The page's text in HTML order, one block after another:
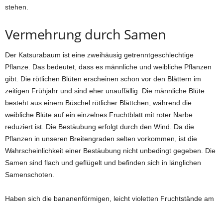
stehen.
Vermehrung durch Samen
Der Katsurabaum ist eine zweihäusig getrenntgeschlechtige
Pflanze. Das bedeutet, dass es männliche und weibliche Pflanzen
gibt. Die rötlichen Blüten erscheinen schon vor den Blättern im
zeitigen Frühjahr und sind eher unauffällig. Die männliche Blüte
besteht aus einem Büschel rötlicher Blättchen, während die
weibliche Blüte auf ein einzelnes Fruchtblatt mit roter Narbe
reduziert ist. Die Bestäubung erfolgt durch den Wind. Da die
Pflanzen in unseren Breitengraden selten vorkommen, ist die
Wahrscheinlichkeit einer Bestäubung nicht unbedingt gegeben. Die
Samen sind flach und geflügelt und befinden sich in länglichen
Samenschoten.
Haben sich die bananenförmigen, leicht violetten Fruchtstände am